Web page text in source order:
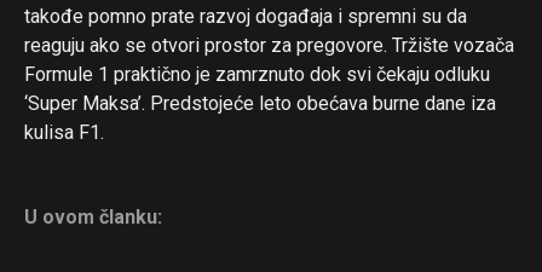
takođe pomno prate razvoj događaja i spremni su da
reaguju ako se otvori prostor za pregovore. Tržište vozača
Formule 1 praktično je zamrznuto dok svi čekaju odluku
‘Super Maksa’. Predstojeće leto obećava burne dane iza
kulisa F1.
U ovom članku: